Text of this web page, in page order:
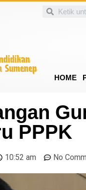
HOME
PPPK
10:52 am No